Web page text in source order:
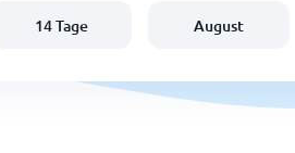
14 Tage August